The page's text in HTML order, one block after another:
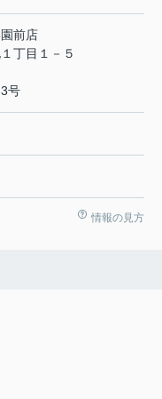
前店
丁目１－５
号
情報の見方